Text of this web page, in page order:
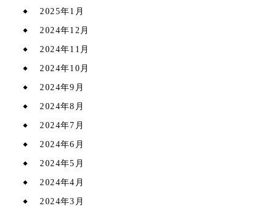
2025年1月
2024年12月
2024年11月
2024年10月
2024年9月
2024年8月
2024年7月
2024年6月
2024年5月
2024年4月
2024年3月